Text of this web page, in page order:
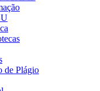
de Plágio